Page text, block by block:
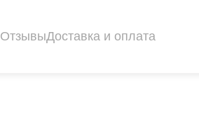
ОтзывыДоставка и оплата